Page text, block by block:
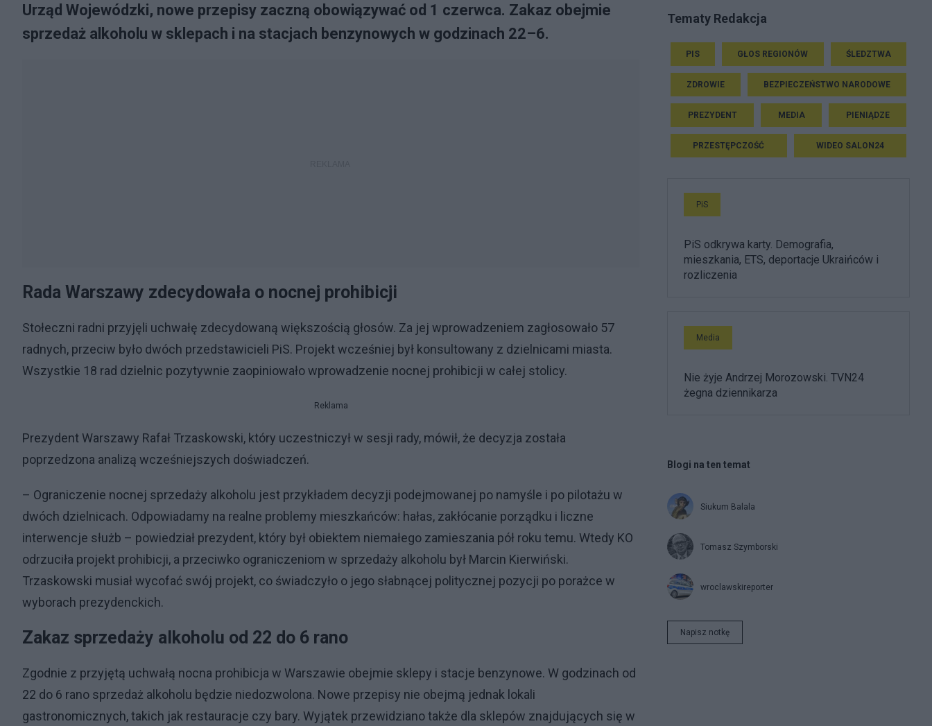
Urząd Wojewódzki, nowe przepisy zaczną obowiązywać od 1 czerwca. Zakaz obejmie
sprzedaż alkoholu w sklepach i na stacjach benzynowych w godzinach 22–6.
Rada Warszawy zdecydowała o nocnej prohibicji
Stołeczni radni przyjęli uchwałę zdecydowaną większością głosów. Za jej wprowadzeniem zagłosowało 57
radnych, przeciw było dwóch przedstawicieli PiS. Projekt wcześniej był konsultowany z dzielnicami miasta.
Wszystkie 18 rad dzielnic pozytywnie zaopiniowało wprowadzenie nocnej prohibicji w całej stolicy.
Reklama
Prezydent Warszawy Rafał Trzaskowski, który uczestniczył w sesji rady, mówił, że decyzja została
poprzedzona analizą wcześniejszych doświadczeń.
– Ograniczenie nocnej sprzedaży alkoholu jest przykładem decyzji podejmowanej po namyśle i po pilotażu w
dwóch dzielnicach. Odpowiadamy na realne problemy mieszkańców: hałas, zakłócanie porządku i liczne
interwencje służb – powiedział prezydent, który był obiektem niemałego zamieszania pół roku temu. Wtedy KO
odrzuciła projekt prohibicji, a przeciwko ograniczeniom w sprzedaży alkoholu był Marcin Kierwiński.
Trzaskowski musiał wycofać swój projekt, co świadczyło o jego słabnącej politycznej pozycji po porażce w
wyborach prezydenckich.
Zakaz sprzedaży alkoholu od 22 do 6 rano
Zgodnie z przyjętą uchwałą nocna prohibicja w Warszawie obejmie sklepy i stacje benzynowe. W godzinach od
22 do 6 rano sprzedaż alkoholu będzie niedozwolona. Nowe przepisy nie obejmą jednak lokali
gastronomicznych, takich jak restauracje czy bary. Wyjątek przewidziano także dla sklepów znajdujących się w
Tematy Redakcja
PIS GŁOS REGIONÓW ŚLEDZTWA
ZDROWIE BEZPIECZEŃSTWO NARODOWE
PREZYDENT MEDIA PIENIĄDZE
PRZESTĘPCZOŚĆ WIDEO SALON24
PiS
PiS odkrywa karty. Demografia,
mieszkania, ETS, deportacje Ukraińców i
rozliczenia
Media
Nie żyje Andrzej Morozowski. TVN24
żegna dziennikarza
Blogi na ten temat
Siukum Balala
Tomasz Szymborski
wroclawskireporter
Napisz notkę